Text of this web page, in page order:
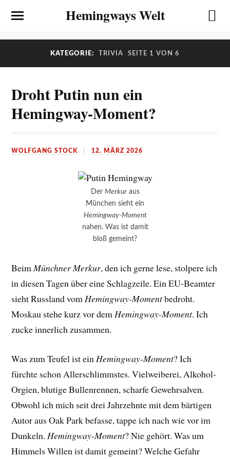
Hemingways Welt
KATEGORIE: TRIVIA SEITE 1 VON 6
Droht Putin nun ein
Hemingway-Moment?
WOLFGANG STOCK 12. MÄRZ 2026
Der Merkuraus
München sieht ein
Hemingway-Moment
nahen. Was ist damit
bloß gemeint?
BeimMünchner Merkur, den ich gerne lese, stolpere ich
in diesen Tagen über eine Schlagzeile. Ein EU-Beamter
sieht Russland vomHemingway-Momentbedroht.
Moskau stehe kurz vor demHemingway-Moment. Ich
zucke innerlich zusammen.
Was zum Teufel ist ein Hemingway-Moment? Ich
fürchte schon Allerschlimmstes. Vielweiberei, Alkohol-
Orgien, blutige Bullenrennen, scharfe Gewehrsalven.
Obwohl ich mich seit drei Jahrzehnte mit dem bärtigen
Autor aus Oak Park befasse, tappe ich nach wie vor im
Dunkeln. Hemingway-Moment? Nie gehört. Was um
Himmels Willen ist damit gemeint? Welche Gefahr